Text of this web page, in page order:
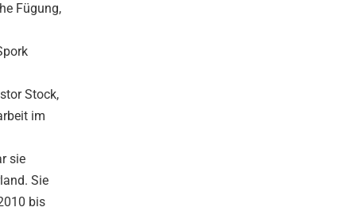
Fügung,
Stock,
im
sie
Sie
bis